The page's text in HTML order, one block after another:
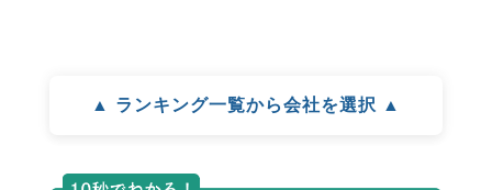
▲ ランキング一覧から会社を選択 ▲